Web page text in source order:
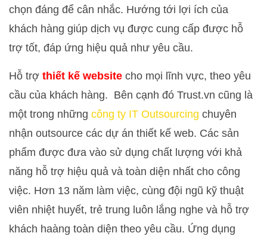
chọn đáng để cân nhắc. Hướng tới lợi ích của
khách hàng giúp dịch vụ được cung cấp được hỗ
trợ tốt, đáp ứng hiệu quả như yêu cầu.
Hỗ trợ thiết kế website cho mọi lĩnh vực, theo yêu
cầu của khách hàng. Bên cạnh đó Trust.vn cũng là
một trong những công ty IT Outsourcing chuyên
nhận outsource các dự án thiết kế web. Các sản
phẩm được đưa vào sử dụng chất lượng với khả
năng hỗ trợ hiệu quả và toàn diện nhất cho công
việc. Hơn 13 năm làm việc, cùng đội ngũ kỹ thuật
viên nhiệt huyết, trẻ trung luôn lắng nghe và hỗ trợ
khách haàng toàn diện theo yêu cầu. Ứng dụng